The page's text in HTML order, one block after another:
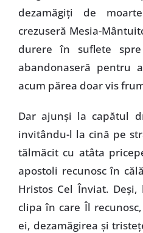
dezamăgiţi de
crezuseră Mesia-
durere în suflete
abandonaseră pentru
acum părea doar vis
Dar ajunşi la capătul
invitându-l la cină pe
tălmăcit cu atâta
apostoli recunosc în
Hristos Cel Înviat.
clipa în care Îl
ei, dezamăgirea şi